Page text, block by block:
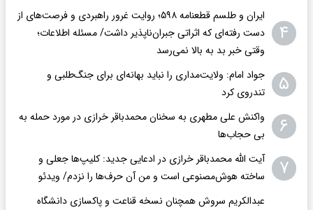
۴
ایران و طلسم قطعنامه ۵۹۸؛ روایت غرور راهبردی و فرصت‌های از
دست رفته‌ای که اثراتی جبران‌ناپذیر داشت/ مسئله اطلاعات؛
وقتی خبر بد به بالا نمی‌رسد
۵
جواد امام: ولایت‌مداری را نباید بهانه‌ای برای جنگ‌طلبی و
تندروی کرد
۶
واکنش علی مطهری به سخنان محمدباقر خرازی در مورد حمله به
بی حجاب‌ها
۷
آیت الله محمدباقر خرازی در ادعایی جدید: کلیپ‌ها جعلی و
ساخته هوش‌مصنوعی است و من آن حرف‌ها را نزدم/ ویدئو
عبدالکریم سروش همچنان نسخه قناعت و پاکسازی دانشگاه